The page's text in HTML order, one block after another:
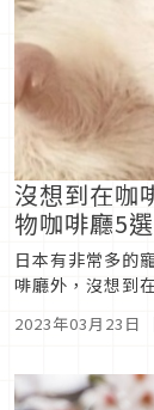
沒想到在咖
物咖啡廳5選
日本有非常多的
啡廳外，沒想到
2023年03月23日